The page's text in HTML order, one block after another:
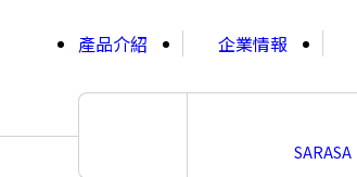
產品介紹
企業情報
SARASA